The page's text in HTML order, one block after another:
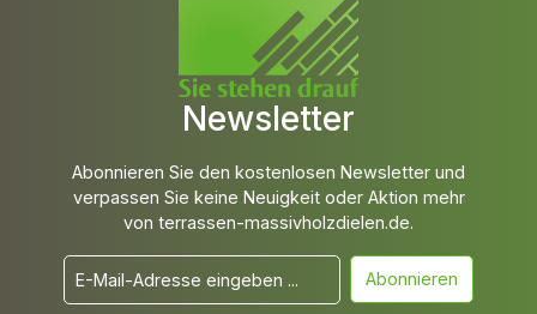
Newsletter
Abonnieren Sie den kostenlosen Newsletter und
verpassen Sie keine Neuigkeit oder Aktion mehr
von terrassen-massivholzdielen.de.
Abonnieren